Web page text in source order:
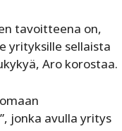
tavoitteena on,
yrityksille sellaista
Aro korostaa.
jonka avulla yritys